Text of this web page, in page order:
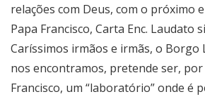
relações com Deus, com o próximo
Papa Francisco, Carta Enc. Laudato
Caríssimos irmãos e irmãs, o Borgo
nos encontramos, pretende ser,
Francisco, um “laboratório” onde é